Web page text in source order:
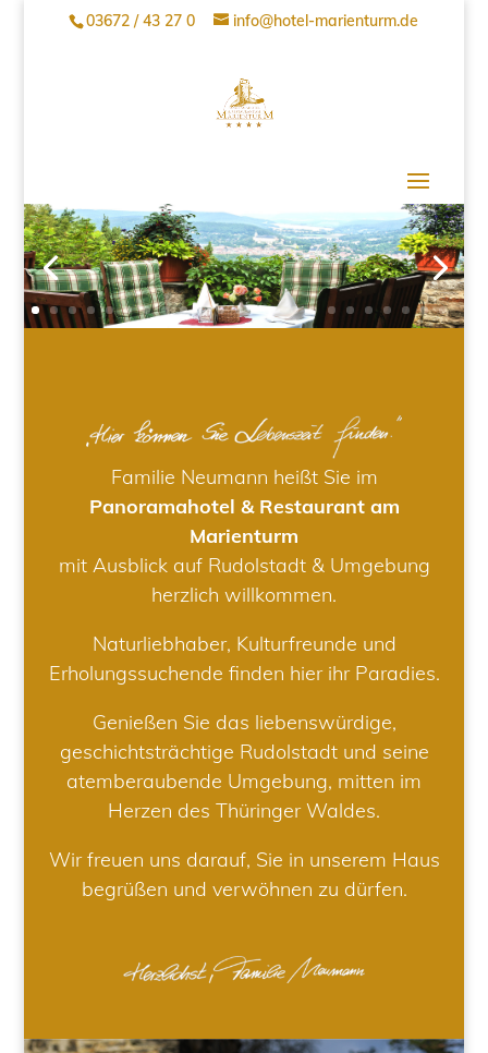
03672 / 43 27 0 info@hotel-marienturm.de
Familie Neumann heißt Sie im
Panoramahotel & Restaurant am
Marienturm
mit Ausblick auf Rudolstadt & Umgebung
herzlich willkommen.
Naturliebhaber, Kulturfreunde und
Erholungssuchende finden hier ihr Paradies.
Genießen Sie das liebenswürdige,
geschichtsträchtige Rudolstadt und seine
atemberaubende Umgebung, mitten im
Herzen des Thüringer Waldes.
Wir freuen uns darauf, Sie in unserem Haus
begrüßen und verwöhnen zu dürfen.